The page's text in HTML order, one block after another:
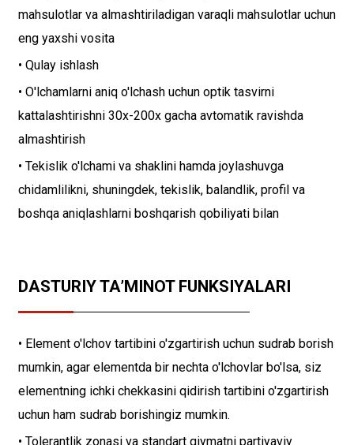
mahsulotlar va almashtiriladigan varaqli mahsulotlar uchun
eng yaxshi vosita
• Qulay ishlash
• O'lchamlarni aniq o'lchash uchun optik tasvirni
kattalashtirishni 30x-200x gacha avtomatik ravishda
almashtirish
• Tekislik o'lchami va shaklini hamda joylashuvga
chidamlilikni, shuningdek, tekislik, balandlik, profil va
boshqa aniqlashlarni boshqarish qobiliyati bilan
DASTURIY TA’MINOT FUNKSIYALARI
• Element o'lchov tartibini o'zgartirish uchun sudrab borish
mumkin, agar elementda bir nechta o'lchovlar bo'lsa, siz
elementning ichki chekkasini qidirish tartibini o'zgartirish
uchun ham sudrab borishingiz mumkin.
• Tolerantlik zonasi va standart qiymatni partiyaviy